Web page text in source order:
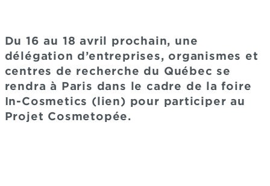
Du 16 au 18 avril prochain, une
délégation d’entreprises, organismes et
centres de recherche du Québec se
rendra à Paris dans le cadre de la foire
In-Cosmetics (lien) pour participer au
Projet Cosmetopée.